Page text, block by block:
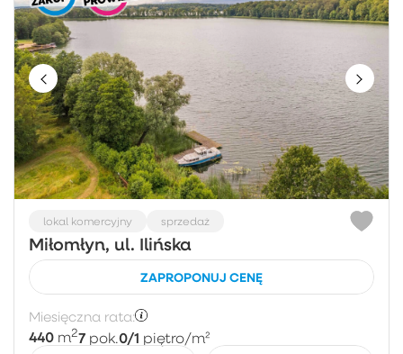
lokal komercyjny sprzedaż
Miłomłyn, ul. Ilińska
ZAPROPONUJ CENĘ
Miesięczna rata:
440 m27 pok.0/1 piętro/m²